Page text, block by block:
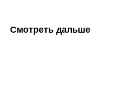
Смотреть дальше